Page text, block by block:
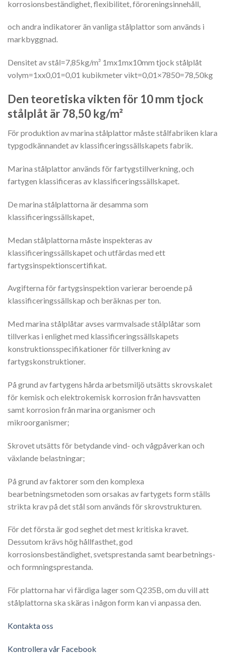
korrosionsbeständighet, flexibilitet, föroreningsinnehåll,
och andra indikatorer än vanliga stålplattor som används i
markbyggnad.
Densitet av stål=7,85kg/m³ 1mx1mx10mm tjock stålplåt
volym=1xx0,01=0,01 kubikmeter vikt=0,01×7850=78,50kg
Den teoretiska vikten för 10 mm tjock
stålplåt är 78,50 kg/m²
För produktion av marina stålplattor måste stålfabriken klara
typgodkännandet av klassificeringssällskapets fabrik.
Marina stålplattor används för fartygstillverkning, och
fartygen klassificeras av klassificeringssällskapet.
De marina stålplattorna är desamma som
klassificeringssällskapet,
Medan stålplattorna måste inspekteras av
klassificeringssällskapet och utfärdas med ett
fartygsinspektionscertifikat.
Avgifterna för fartygsinspektion varierar beroende på
klassificeringssällskap och beräknas per ton.
Med marina stålplåtar avses varmvalsade stålplåtar som
tillverkas i enlighet med klassificeringssällskapets
konstruktionsspecifikationer för tillverkning av
fartygskonstruktioner.
På grund av fartygens hårda arbetsmiljö utsätts skrovskalet
för kemisk och elektrokemisk korrosion från havsvatten
samt korrosion från marina organismer och
mikroorganismer;
Skrovet utsätts för betydande vind- och vågpåverkan och
växlande belastningar;
På grund av faktorer som den komplexa
bearbetningsmetoden som orsakas av fartygets form ställs
strikta krav på det stål som används för skrovstrukturen.
För det första är god seghet det mest kritiska kravet.
Dessutom krävs hög hållfasthet, god
korrosionsbeständighet, svetsprestanda samt bearbetnings-
och formningsprestanda.
För plattorna har vi färdiga lager som Q235B, om du vill att
stålplattorna ska skäras i någon form kan vi anpassa den.
Kontakta oss
Kontrollera vår Facebook